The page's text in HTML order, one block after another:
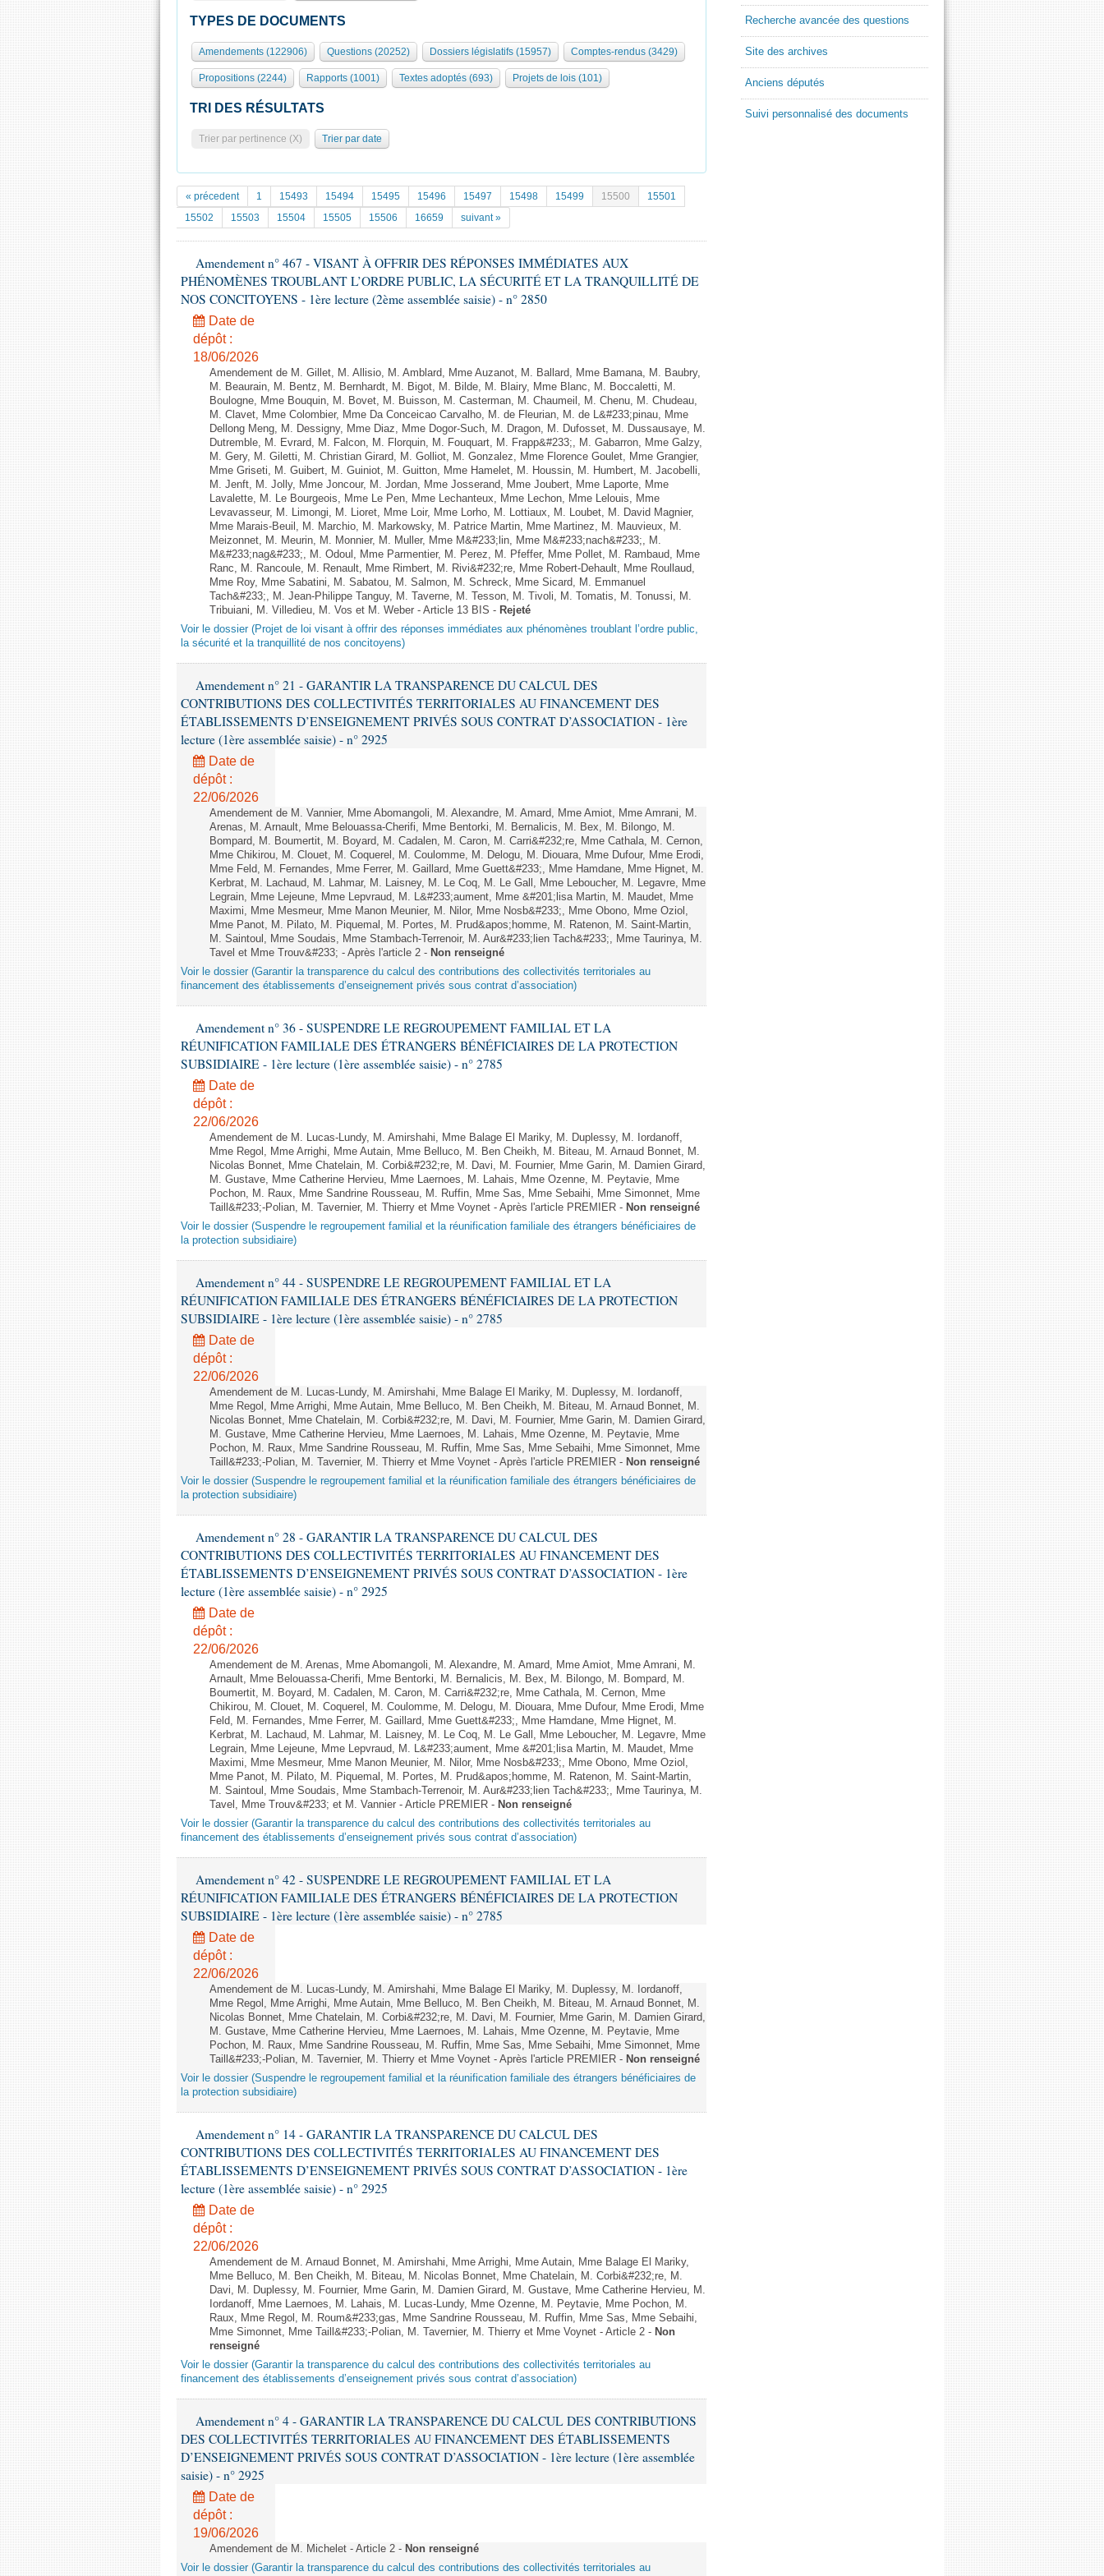
TYPES DE DOCUMENTS
Amendements (122906) Questions (20252) Dossiers législatifs (15957) Comptes-rendus (3429)
Propositions (2244) Rapports (1001) Textes adoptés (693) Projets de lois (101)
TRI DES RÉSULTATS
Trier par pertinence (X) Trier par date
« précedent 1 15493 15494 15495 15496 15497 15498 15499 15500
15501
15502
15503 15504 15505 15506 16659 suivant »
Amendement n° 467 - VISANT À OFFRIR DES RÉPONSES IMMÉDIATES AUX
PHÉNOMÈNES TROUBLANT L’ORDRE PUBLIC, LA SÉCURITÉ ET LA TRANQUILLITÉ DE
NOS CONCITOYENS - 1ère lecture (2ème assemblée saisie) - n° 2850
Date de
dépôt :
18/06/2026
Amendement de M. Gillet, M. Allisio, M. Amblard, Mme Auzanot, M. Ballard, Mme Bamana, M. Baubry,
M. Beaurain, M. Bentz, M. Bernhardt, M. Bigot, M. Bilde, M. Blairy, Mme Blanc, M. Boccaletti, M.
Boulogne, Mme Bouquin, M. Bovet, M. Buisson, M. Casterman, M. Chaumeil, M. Chenu, M. Chudeau,
M. Clavet, Mme Colombier, Mme Da Conceicao Carvalho, M. de Fleurian, M. de L&#233;pinau, Mme
Dellong Meng, M. Dessigny, Mme Diaz, Mme Dogor-Such, M. Dragon, M. Dufosset, M. Dussausaye, M.
Dutremble, M. Evrard, M. Falcon, M. Florquin, M. Fouquart, M. Frapp&#233;, M. Gabarron, Mme Galzy,
M. Gery, M. Giletti, M. Christian Girard, M. Golliot, M. Gonzalez, Mme Florence Goulet, Mme Grangier,
Mme Griseti, M. Guibert, M. Guiniot, M. Guitton, Mme Hamelet, M. Houssin, M. Humbert, M. Jacobelli,
M. Jenft, M. Jolly, Mme Joncour, M. Jordan, Mme Josserand, Mme Joubert, Mme Laporte, Mme
Lavalette, M. Le Bourgeois, Mme Le Pen, Mme Lechanteux, Mme Lechon, Mme Lelouis, Mme
Levavasseur, M. Limongi, M. Lioret, Mme Loir, Mme Lorho, M. Lottiaux, M. Loubet, M. David Magnier,
Mme Marais-Beuil, M. Marchio, M. Markowsky, M. Patrice Martin, Mme Martinez, M. Mauvieux, M.
Meizonnet, M. Meurin, M. Monnier, M. Muller, Mme M&#233;lin, Mme M&#233;nach&#233;, M.
M&#233;nag&#233;, M. Odoul, Mme Parmentier, M. Perez, M. Pfeffer, Mme Pollet, M. Rambaud, Mme
Ranc, M. Rancoule, M. Renault, Mme Rimbert, M. Rivi&#232;re, Mme Robert-Dehault, Mme Roullaud,
Mme Roy, Mme Sabatini, M. Sabatou, M. Salmon, M. Schreck, Mme Sicard, M. Emmanuel
Tach&#233;, M. Jean-Philippe Tanguy, M. Taverne, M. Tesson, M. Tivoli, M. Tomatis, M. Tonussi, M.
Tribuiani, M. Villedieu, M. Vos et M. Weber - Article 13 BIS - Rejeté
Voir le dossier (Projet de loi visant à offrir des réponses immédiates aux phénomènes troublant l’ordre public,
la sécurité et la tranquillité de nos concitoyens)
Amendement n° 21 - GARANTIR LA TRANSPARENCE DU CALCUL DES
CONTRIBUTIONS DES COLLECTIVITÉS TERRITORIALES AU FINANCEMENT DES
ÉTABLISSEMENTS D’ENSEIGNEMENT PRIVÉS SOUS CONTRAT D’ASSOCIATION - 1ère
lecture (1ère assemblée saisie) - n° 2925
Date de
dépôt :
22/06/2026
Amendement de M. Vannier, Mme Abomangoli, M. Alexandre, M. Amard, Mme Amiot, Mme Amrani, M.
Arenas, M. Arnault, Mme Belouassa-Cherifi, Mme Bentorki, M. Bernalicis, M. Bex, M. Bilongo, M.
Bompard, M. Boumertit, M. Boyard, M. Cadalen, M. Caron, M. Carri&#232;re, Mme Cathala, M. Cernon,
Mme Chikirou, M. Clouet, M. Coquerel, M. Coulomme, M. Delogu, M. Diouara, Mme Dufour, Mme Erodi,
Mme Feld, M. Fernandes, Mme Ferrer, M. Gaillard, Mme Guett&#233;, Mme Hamdane, Mme Hignet, M.
Kerbrat, M. Lachaud, M. Lahmar, M. Laisney, M. Le Coq, M. Le Gall, Mme Leboucher, M. Legavre, Mme
Legrain, Mme Lejeune, Mme Lepvraud, M. L&#233;aument, Mme &#201;lisa Martin, M. Maudet, Mme
Maximi, Mme Mesmeur, Mme Manon Meunier, M. Nilor, Mme Nosb&#233;, Mme Obono, Mme Oziol,
Mme Panot, M. Pilato, M. Piquemal, M. Portes, M. Prud&apos;homme, M. Ratenon, M. Saint-Martin,
M. Saintoul, Mme Soudais, Mme Stambach-Terrenoir, M. Aur&#233;lien Tach&#233;, Mme Taurinya, M.
Tavel et Mme Trouv&#233; - Après l'article 2 - Non renseigné
Voir le dossier (Garantir la transparence du calcul des contributions des collectivités territoriales au
financement des établissements d’enseignement privés sous contrat d’association)
Amendement n° 36 - SUSPENDRE LE REGROUPEMENT FAMILIAL ET LA
RÉUNIFICATION FAMILIALE DES ÉTRANGERS BÉNÉFICIAIRES DE LA PROTECTION
SUBSIDIAIRE - 1ère lecture (1ère assemblée saisie) - n° 2785
Date de
dépôt :
22/06/2026
Amendement de M. Lucas-Lundy, M. Amirshahi, Mme Balage El Mariky, M. Duplessy, M. Iordanoff,
Mme Regol, Mme Arrighi, Mme Autain, Mme Belluco, M. Ben Cheikh, M. Biteau, M. Arnaud Bonnet, M.
Nicolas Bonnet, Mme Chatelain, M. Corbi&#232;re, M. Davi, M. Fournier, Mme Garin, M. Damien Girard,
M. Gustave, Mme Catherine Hervieu, Mme Laernoes, M. Lahais, Mme Ozenne, M. Peytavie, Mme
Pochon, M. Raux, Mme Sandrine Rousseau, M. Ruffin, Mme Sas, Mme Sebaihi, Mme Simonnet, Mme
Taill&#233;-Polian, M. Tavernier, M. Thierry et Mme Voynet - Après l'article PREMIER - Non renseigné
Voir le dossier (Suspendre le regroupement familial et la réunification familiale des étrangers bénéficiaires de
la protection subsidiaire)
Amendement n° 44 - SUSPENDRE LE REGROUPEMENT FAMILIAL ET LA
RÉUNIFICATION FAMILIALE DES ÉTRANGERS BÉNÉFICIAIRES DE LA PROTECTION
SUBSIDIAIRE - 1ère lecture (1ère assemblée saisie) - n° 2785
Date de
dépôt :
22/06/2026
Amendement de M. Lucas-Lundy, M. Amirshahi, Mme Balage El Mariky, M. Duplessy, M. Iordanoff,
Mme Regol, Mme Arrighi, Mme Autain, Mme Belluco, M. Ben Cheikh, M. Biteau, M. Arnaud Bonnet, M.
Nicolas Bonnet, Mme Chatelain, M. Corbi&#232;re, M. Davi, M. Fournier, Mme Garin, M. Damien Girard,
M. Gustave, Mme Catherine Hervieu, Mme Laernoes, M. Lahais, Mme Ozenne, M. Peytavie, Mme
Pochon, M. Raux, Mme Sandrine Rousseau, M. Ruffin, Mme Sas, Mme Sebaihi, Mme Simonnet, Mme
Taill&#233;-Polian, M. Tavernier, M. Thierry et Mme Voynet - Après l'article PREMIER - Non renseigné
Voir le dossier (Suspendre le regroupement familial et la réunification familiale des étrangers bénéficiaires de
la protection subsidiaire)
Amendement n° 28 - GARANTIR LA TRANSPARENCE DU CALCUL DES
CONTRIBUTIONS DES COLLECTIVITÉS TERRITORIALES AU FINANCEMENT DES
ÉTABLISSEMENTS D’ENSEIGNEMENT PRIVÉS SOUS CONTRAT D’ASSOCIATION - 1ère
lecture (1ère assemblée saisie) - n° 2925
Date de
dépôt :
22/06/2026
Amendement de M. Arenas, Mme Abomangoli, M. Alexandre, M. Amard, Mme Amiot, Mme Amrani, M.
Arnault, Mme Belouassa-Cherifi, Mme Bentorki, M. Bernalicis, M. Bex, M. Bilongo, M. Bompard, M.
Boumertit, M. Boyard, M. Cadalen, M. Caron, M. Carri&#232;re, Mme Cathala, M. Cernon, Mme
Chikirou, M. Clouet, M. Coquerel, M. Coulomme, M. Delogu, M. Diouara, Mme Dufour, Mme Erodi, Mme
Feld, M. Fernandes, Mme Ferrer, M. Gaillard, Mme Guett&#233;, Mme Hamdane, Mme Hignet, M.
Kerbrat, M. Lachaud, M. Lahmar, M. Laisney, M. Le Coq, M. Le Gall, Mme Leboucher, M. Legavre, Mme
Legrain, Mme Lejeune, Mme Lepvraud, M. L&#233;aument, Mme &#201;lisa Martin, M. Maudet, Mme
Maximi, Mme Mesmeur, Mme Manon Meunier, M. Nilor, Mme Nosb&#233;, Mme Obono, Mme Oziol,
Mme Panot, M. Pilato, M. Piquemal, M. Portes, M. Prud&apos;homme, M. Ratenon, M. Saint-Martin,
M. Saintoul, Mme Soudais, Mme Stambach-Terrenoir, M. Aur&#233;lien Tach&#233;, Mme Taurinya, M.
Tavel, Mme Trouv&#233; et M. Vannier - Article PREMIER - Non renseigné
Voir le dossier (Garantir la transparence du calcul des contributions des collectivités territoriales au
financement des établissements d’enseignement privés sous contrat d’association)
Amendement n° 42 - SUSPENDRE LE REGROUPEMENT FAMILIAL ET LA
RÉUNIFICATION FAMILIALE DES ÉTRANGERS BÉNÉFICIAIRES DE LA PROTECTION
SUBSIDIAIRE - 1ère lecture (1ère assemblée saisie) - n° 2785
Date de
dépôt :
22/06/2026
Amendement de M. Lucas-Lundy, M. Amirshahi, Mme Balage El Mariky, M. Duplessy, M. Iordanoff,
Mme Regol, Mme Arrighi, Mme Autain, Mme Belluco, M. Ben Cheikh, M. Biteau, M. Arnaud Bonnet, M.
Nicolas Bonnet, Mme Chatelain, M. Corbi&#232;re, M. Davi, M. Fournier, Mme Garin, M. Damien Girard,
M. Gustave, Mme Catherine Hervieu, Mme Laernoes, M. Lahais, Mme Ozenne, M. Peytavie, Mme
Pochon, M. Raux, Mme Sandrine Rousseau, M. Ruffin, Mme Sas, Mme Sebaihi, Mme Simonnet, Mme
Taill&#233;-Polian, M. Tavernier, M. Thierry et Mme Voynet - Après l'article PREMIER - Non renseigné
Voir le dossier (Suspendre le regroupement familial et la réunification familiale des étrangers bénéficiaires de
la protection subsidiaire)
Amendement n° 14 - GARANTIR LA TRANSPARENCE DU CALCUL DES
CONTRIBUTIONS DES COLLECTIVITÉS TERRITORIALES AU FINANCEMENT DES
ÉTABLISSEMENTS D’ENSEIGNEMENT PRIVÉS SOUS CONTRAT D’ASSOCIATION - 1ère
lecture (1ère assemblée saisie) - n° 2925
Date de
dépôt :
22/06/2026
Amendement de M. Arnaud Bonnet, M. Amirshahi, Mme Arrighi, Mme Autain, Mme Balage El Mariky,
Mme Belluco, M. Ben Cheikh, M. Biteau, M. Nicolas Bonnet, Mme Chatelain, M. Corbi&#232;re, M.
Davi, M. Duplessy, M. Fournier, Mme Garin, M. Damien Girard, M. Gustave, Mme Catherine Hervieu, M.
Iordanoff, Mme Laernoes, M. Lahais, M. Lucas-Lundy, Mme Ozenne, M. Peytavie, Mme Pochon, M.
Raux, Mme Regol, M. Roum&#233;gas, Mme Sandrine Rousseau, M. Ruffin, Mme Sas, Mme Sebaihi,
Mme Simonnet, Mme Taill&#233;-Polian, M. Tavernier, M. Thierry et Mme Voynet - Article 2 - Non
renseigné
Voir le dossier (Garantir la transparence du calcul des contributions des collectivités territoriales au
financement des établissements d’enseignement privés sous contrat d’association)
Amendement n° 4 - GARANTIR LA TRANSPARENCE DU CALCUL DES CONTRIBUTIONS
DES COLLECTIVITÉS TERRITORIALES AU FINANCEMENT DES ÉTABLISSEMENTS
D’ENSEIGNEMENT PRIVÉS SOUS CONTRAT D’ASSOCIATION - 1ère lecture (1ère assemblée
saisie) - n° 2925
Date de
dépôt :
19/06/2026
Amendement de M. Michelet - Article 2 - Non renseigné
Voir le dossier (Garantir la transparence du calcul des contributions des collectivités territoriales au
Recherche avancée des questions
Site des archives
Anciens députés
Suivi personnalisé des documents